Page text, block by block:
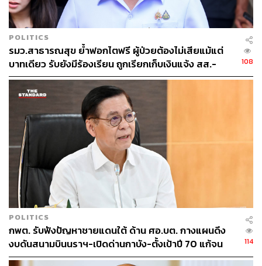
POLITICS
รมว.สาธารณสุข ย้ำฟอกไตฟรี ผู้ป่วยต้องไม่เสียแม้แต่
บาทเดียว รับยังมีร้องเรียน ถูกเรียกเก็บเงินแจ้ง สส.-
สสจ.-สธ. ได้ทันที
108
POLITICS
กพต. รับฟังปัญหาชายแดนใต้ ด้าน ศอ.บต. กางแผนดึง
งบดันสนามบินนราฯ-เปิดด่านกาบัง-ตั้งเป้าปี 70 แก้จน
5.2 หมื่นครัวเรือน
114